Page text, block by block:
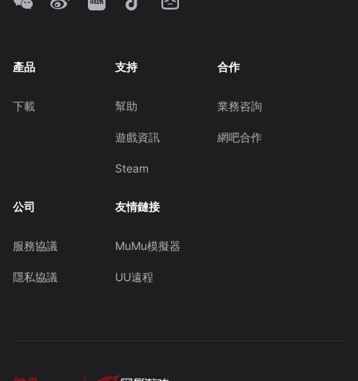
產品
下載
支持
幫助
遊戲資訊
Steam
合作
業務咨詢
網吧合作
公司
服務協議
隱私協議
友情鏈接
MuMu模擬器
UU遠程